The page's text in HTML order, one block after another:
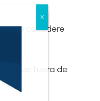
se considere
fuera de